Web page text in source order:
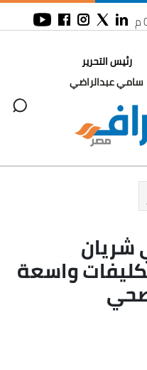
رئيس التحرير
سامي عبدالراضي
شريان
واسعة